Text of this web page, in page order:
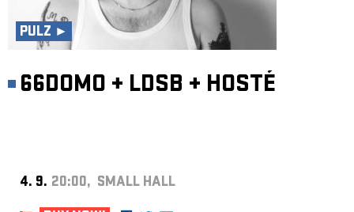
PULZ ►
66DOMO + LDSB + HOSTÉ
4. 9. 20:00, SMALL HALL